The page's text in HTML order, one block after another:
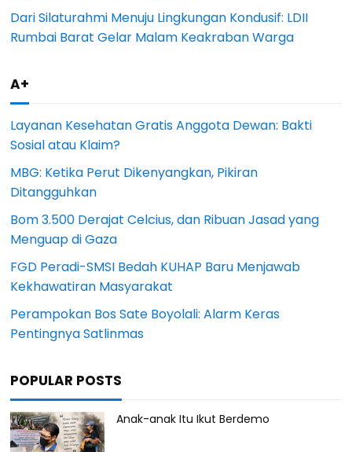
Dari Silaturahmi Menuju Lingkungan Kondusif: LDII
Rumbai Barat Gelar Malam Keakraban Warga
A+
Layanan Kesehatan Gratis Anggota Dewan: Bakti
Sosial atau Klaim?
MBG: Ketika Perut Dikenyangkan, Pikiran
Ditangguhkan
Bom 3.500 Derajat Celcius, dan Ribuan Jasad yang
Menguap di Gaza
FGD Peradi-SMSI Bedah KUHAP Baru Menjawab
Kekhawatiran Masyarakat
Perampokan Bos Sate Boyolali: Alarm Keras
Pentingnya Satlinmas
POPULAR POSTS
Anak-anak Itu Ikut Berdemo